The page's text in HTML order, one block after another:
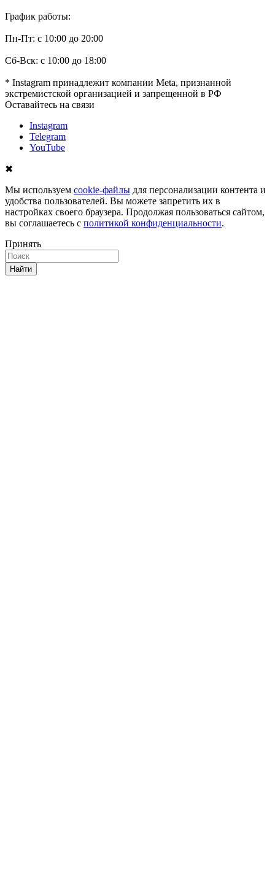
График работы:
Пн-Пт: с 10:00 до 20:00
Сб-Вск: с 10:00 до 18:00
* Instagram принадлежит компании Meta, признанной
экстремистской организацией и запрещенной в РФ
Оставайтесь на связи
Instagram
Telegram
YouTube
✖
Мы используем cookie-файлы для персонализации контента и
удобства пользователей. Вы можете запретить их в
настройках своего браузера. Продолжая пользоваться сайтом,
вы соглашаетесь с политикой конфиденциальности.
Принять
Найти